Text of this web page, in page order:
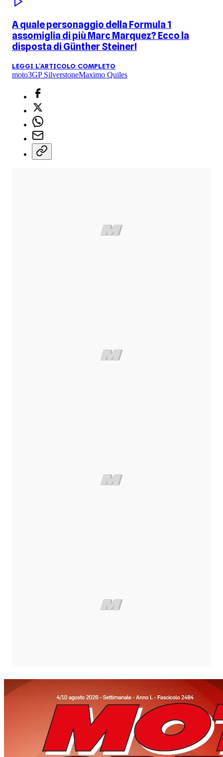
A quale personaggio della Formula 1
assomiglia di più Marc Marquez? Ecco la
disposta di Günther Steiner!
LEGGI L'ARTICOLO COMPLETO
moto3GP SilverstoneMaximo Quiles